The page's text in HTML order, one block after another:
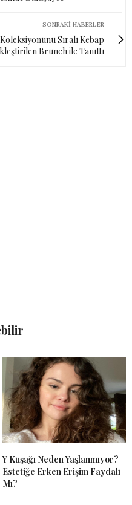
SONRAKI HABERLER
Sıralı Kebap
Brunch ile Tanıttı
Y Kuşağı Neden Yaşlanmıyor?
Estetiğe Erken Erişim Faydalı
Mı?